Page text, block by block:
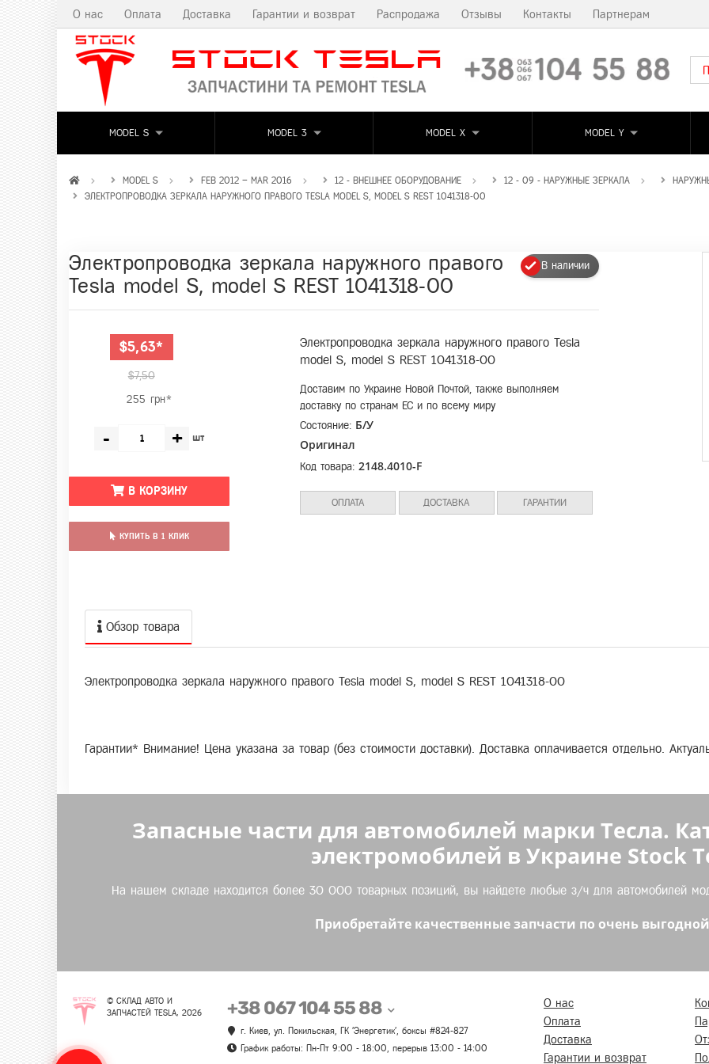
О нас Оплата Доставка Гарантии и возврат Распродажа Отзывы Контакты Партнерам
MODEL S MODEL 3 MODEL X MODEL Y
MODEL S FEB 2012 – MAR 2016 12 - ВНЕШНЕЕ ОБОРУДОВАНИЕ 12 - 09 - НАРУЖНЫЕ ЗЕРКАЛА
ЭЛЕКТРОПРОВОДКА ЗЕРКАЛА НАРУЖНОГО ПРАВОГО TESLA MODEL S, MODEL S REST 1041318-00
В наличии
Электропроводка зеркала наружного правого
Tesla model S, model S REST 1041318-00
$5,63*
$7,50
255 грн*
- + шт
В КОРЗИНУ
КУПИТЬ В 1 КЛИК
Электропроводка зеркала наружного правого Tesla
model S, model S REST 1041318-00
Доставим по Украине Новой Почтой, также выполняем
доставку по странам ЕС и по всему миру
Состояние: Б/У
Оригинал
Код товара: 2148.4010-F
ОПЛАТА ДОСТАВКА ГАРАНТИИ
Обзор товара
Электропроводка зеркала наружного правого Tesla model S, model S REST 1041318-00
Гарантии* Внимание! Цена указана за товар (без стоимости доставки). Доставка оплачивается отдельно.
Запасные части для автомобилей марки Тесла.
электромобилей в Украине Stock
На нашем складе находится более 30 000 товарных позиций, вы найдете любые з/ч для автомобилей
Приобретайте качественные запчасти по очень
© СКЛАД АВТО И
ЗАПЧАСТЕЙ TESLA, 2026
+38 067 104 55 88
г. Киев, ул. Покильская, ГК 'Энергетик', боксы #824-827
График работы: Пн-Пт 9:00 - 18:00, перерыв 13:00 - 14:00
О нас
Оплата
Доставка
Гарантии и возврат